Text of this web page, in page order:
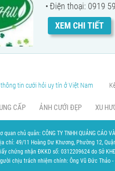
Điện thoại: 0919
XEM CHI TIẾT
tin cưới hỏi uy tín ở Việt Nam
CẤP ẢNH CƯỚI ĐẸP XU
quan chủ quản: CÔNG TY TNHH QUẢNG CÁO
chỉ: 49/11 Hoàng Dư Khương, Phường 12,
chứng nhận ĐKKD số: 0312209624 do Sở
chịu trách nhiệm chính: Ông Vũ Đức Thảo -